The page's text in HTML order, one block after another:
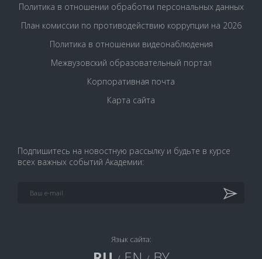
Политика в отношении обработки персональных данных
План комиссии по противодействию коррупции на 2026
Политика в отношении видеонаблюдения
Межвузовский образовательный портал
Корпоративная почта
Карта сайта
Подпишитесь на новостную рассылку и будьте в курсе
всех важных событий Академии:
Язык сайта: